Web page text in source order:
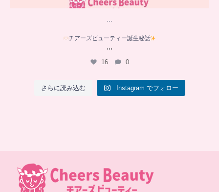
…
チアーズビューティー誕生秘話
...
16 0
さらに読み込む Instagram でフォロー